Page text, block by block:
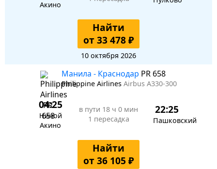
Акино
Найти
от 33 478 ₽
10 октября 2026
Манила - Краснодар PR 658
Philippine Airlines Airbus A330-300
04:25
Ниной
Акино
в пути 18 ч 0 мин
1 пересадка
22:25
Пашковский
Найти
от 36 105 ₽